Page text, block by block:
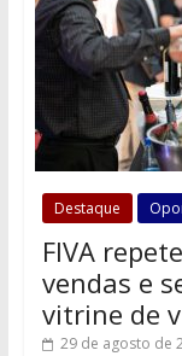
Destaque
FIVA
vendas e
vitrine de
29 de agosto de